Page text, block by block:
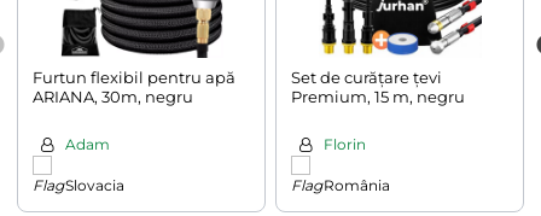
Furtun flexibil pentru apă
ARIANA, 30m, negru
Adam
Slovacia
Set de curățare țevi
Premium, 15 m, negru
Florin
România